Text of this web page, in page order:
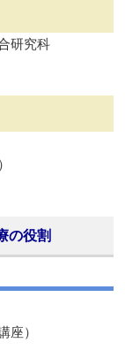
研究科
の役割
座）